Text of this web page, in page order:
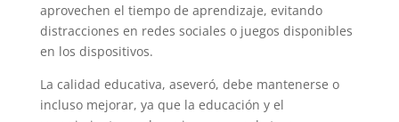
aprovechen el tiempo de aprendizaje, evitando
distracciones en redes sociales o juegos disponibles
en los dispositivos.
La calidad educativa, aseveró, debe mantenerse o
incluso mejorar, ya que la educación y el